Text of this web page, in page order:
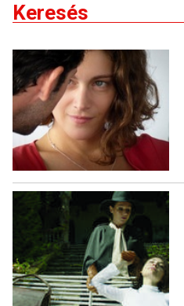
Keresés